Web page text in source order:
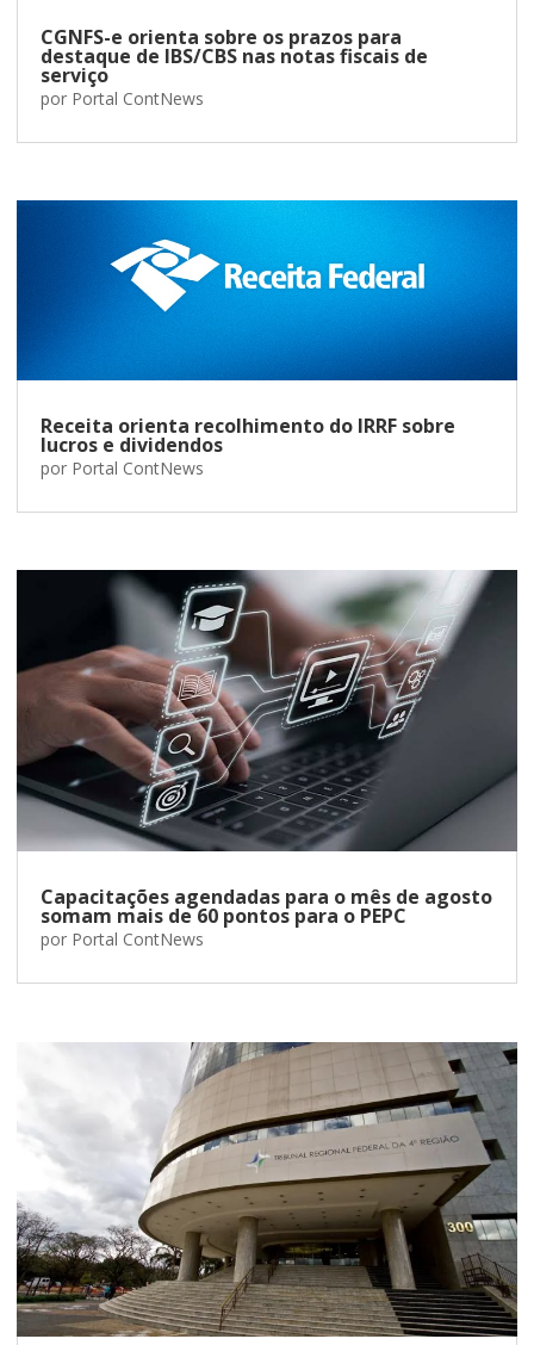
CGNFS-e orienta sobre os prazos para
destaque de IBS/CBS nas notas fiscais de
serviço
por Portal ContNews
Receita orienta recolhimento do IRRF sobre
lucros e dividendos
por Portal ContNews
Capacitações agendadas para o mês de agosto
somam mais de 60 pontos para o PEPC
por Portal ContNews